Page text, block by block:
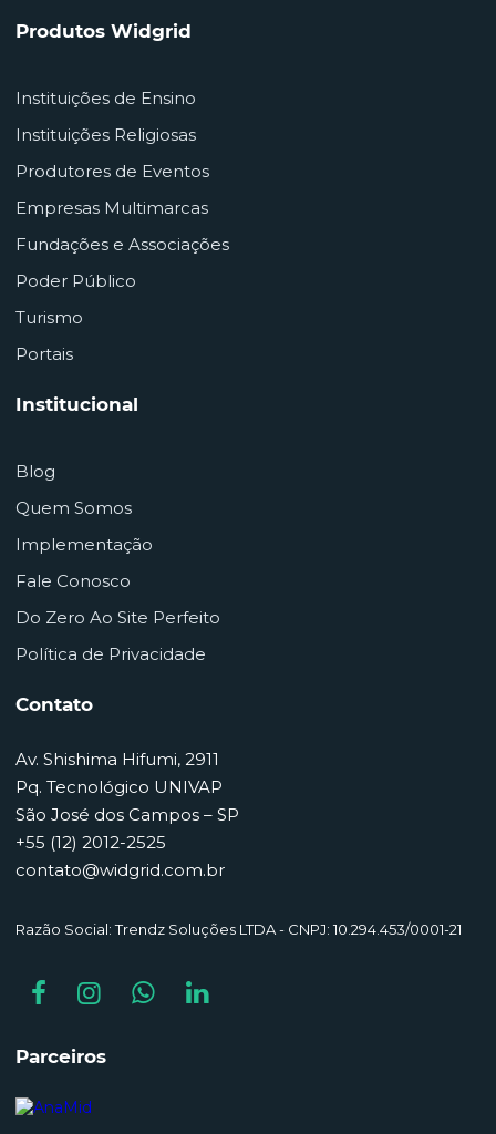
Produtos Widgrid
Instituições de Ensino
Instituições Religiosas
Produtores de Eventos
Empresas Multimarcas
Fundações e Associações
Poder Público
Turismo
Portais
Institucional
Blog
Quem Somos
Implementação
Fale Conosco
Do Zero Ao Site Perfeito
Política de Privacidade
Contato
Av. Shishima Hifumi, 2911
Pq. Tecnológico UNIVAP
São José dos Campos – SP
+55 (12) 2012-2525
contato@widgrid.com.br
Razão Social: Trendz Soluções LTDA - CNPJ: 10.294.453/0001-21
Parceiros